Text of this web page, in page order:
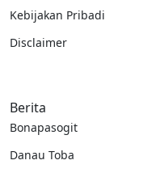
Kebijakan Pribadi
Disclaimer
Berita
Bonapasogit
Danau Toba